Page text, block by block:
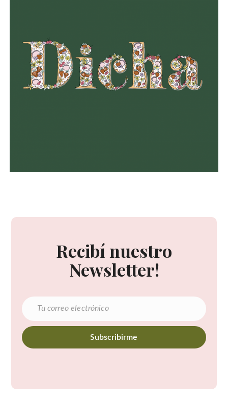
Recibí nuestro
Newsletter!